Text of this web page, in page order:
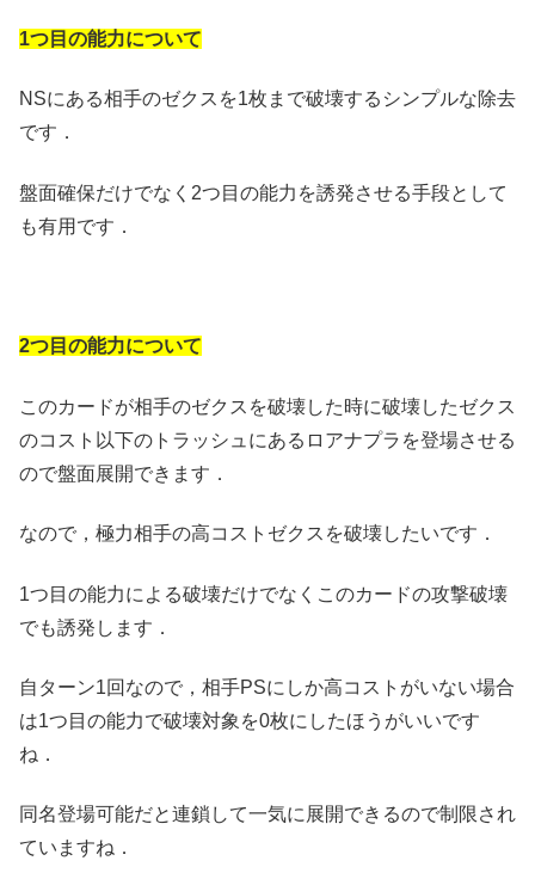
1つ目の能力について
NSにある相手のゼクスを1枚まで破壊するシンプルな除去
です．
盤面確保だけでなく2つ目の能力を誘発させる手段として
も有用です．
2つ目の能力について
このカードが相手のゼクスを破壊した時に破壊したゼクス
のコスト以下のトラッシュにあるロアナプラを登場させる
ので盤面展開できます．
なので，極力相手の高コストゼクスを破壊したいです．
1つ目の能力による破壊だけでなくこのカードの攻撃破壊
でも誘発します．
自ターン1回なので，相手PSにしか高コストがいない場合
は1つ目の能力で破壊対象を0枚にしたほうがいいです
ね．
同名登場可能だと連鎖して一気に展開できるので制限され
ていますね．